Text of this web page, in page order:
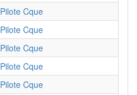
Pilote Cque
Pilote Cque
Pilote Cque
Pilote Cque
Pilote Cque